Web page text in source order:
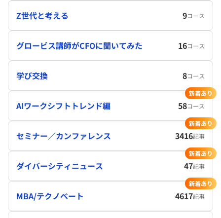
Z世代と考える 9コース
グロービス講師がCFOに聞いてみた 16コース
学び交換 8コース
AIワークシフトトレンド編 58コース
新着あり
セミナー／カンファレンス 3416記事
新着あり
ダイバーシティニュース 47記事
新着あり
MBA/テクノベート 4617記事
新着あり